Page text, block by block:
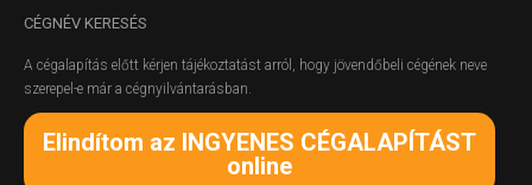
CÉGNÉV KERESÉS
A cégalapítás előtt kérjen tájékoztatást arról, hogy jövendőbeli cégének neve
szerepel-e már a cégnyilvántarásban.
Elindítom az INGYENES CÉGALAPÍTÁST
online